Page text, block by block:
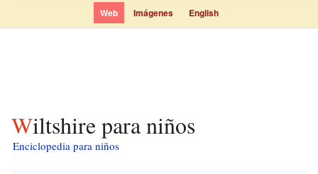
Web Imágenes English
Wiltshire para niños
Enciclopedia para niños